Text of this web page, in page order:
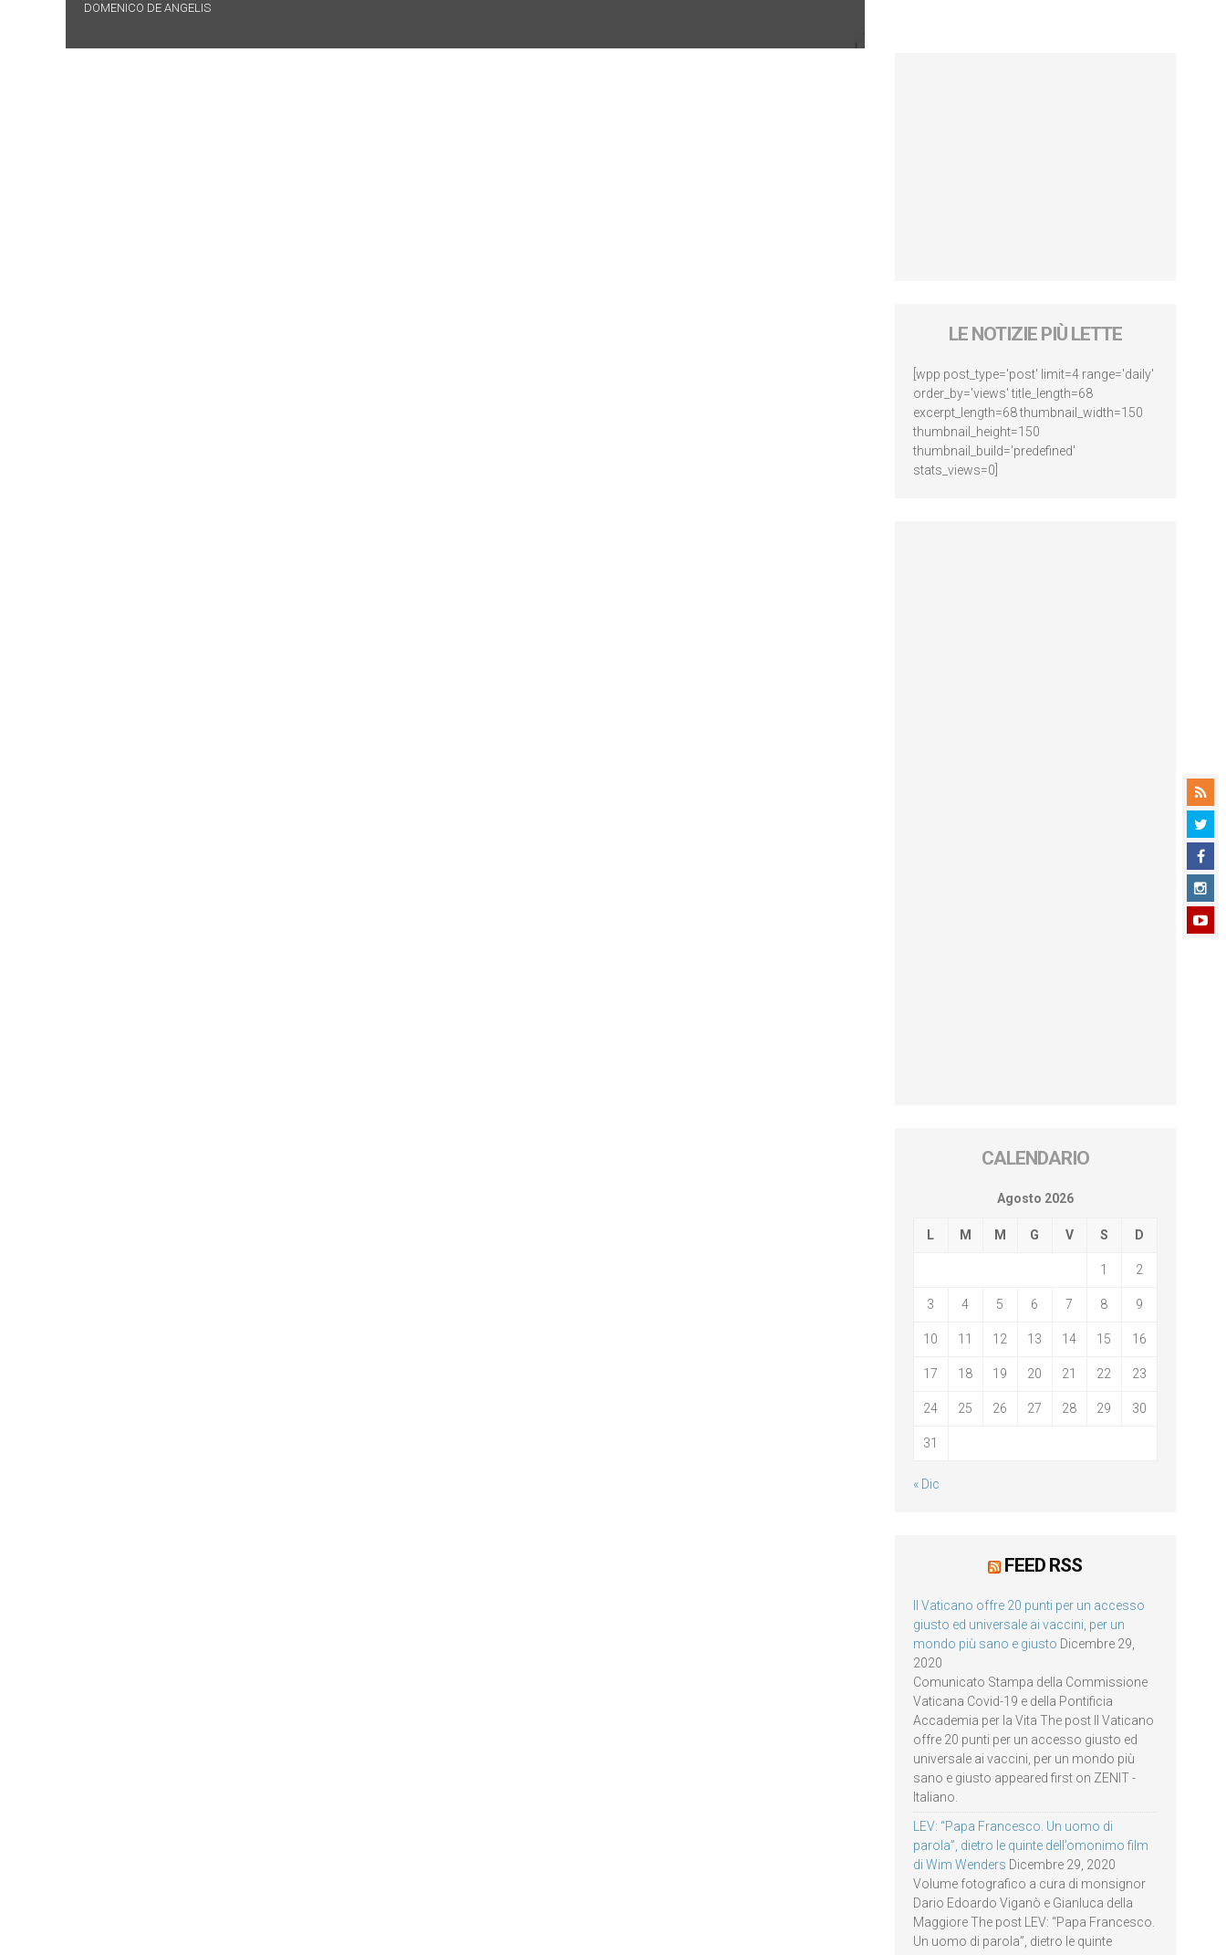
DOMENICO DE ANGELIS
LE NOTIZIE PIÙ LETTE
[wpp post_type='post' limit=4 range='daily'
order_by='views' title_length=68
excerpt_length=68 thumbnail_width=150
thumbnail_height=150
thumbnail_build='predefined'
stats_views=0]
CALENDARIO
Agosto 2026
L M M G V S D
1 2
3 4 5 6 7 8 9
10 11 12 13 14 15 16
17 18 19 20 21 22 23
24 25 26 27 28 29 30
31
« Dic
FEED RSS
Il Vaticano offre 20 punti per un accesso
giusto ed universale ai vaccini, per un
mondo più sano e giusto Dicembre 29,
2020
Comunicato Stampa della Commissione
Vaticana Covid-19 e della Pontificia
Accademia per la Vita The post Il Vaticano
offre 20 punti per un accesso giusto ed
universale ai vaccini, per un mondo più
sano e giusto appeared first on ZENIT -
Italiano.
LEV: “Papa Francesco. Un uomo di
parola”, dietro le quinte dell’omonimo film
di Wim Wenders Dicembre 29, 2020
Volume fotografico a cura di monsignor
Dario Edoardo Viganò e Gianluca della
Maggiore The post LEV: “Papa Francesco.
Un uomo di parola”, dietro le quinte